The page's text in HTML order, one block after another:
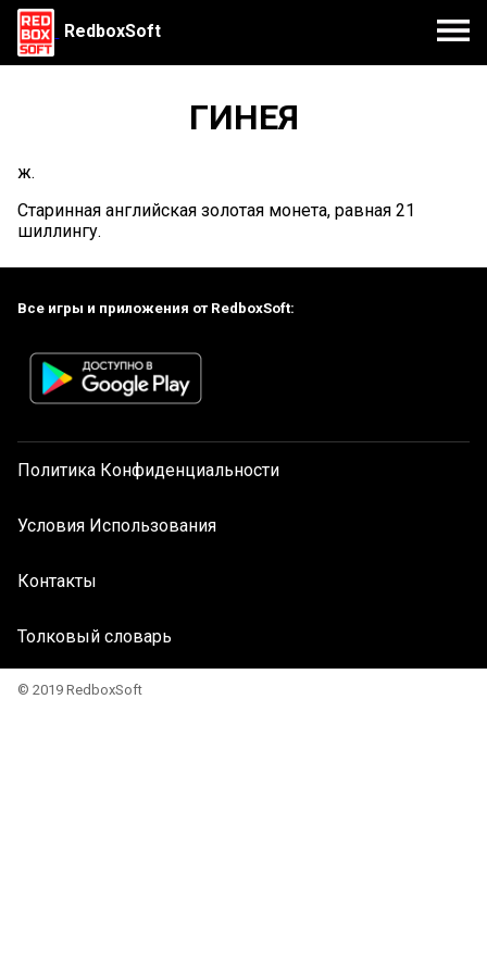
RedboxSoft
ГИНЕЯ
ж.
Старинная английская золотая монета, равная 21
шиллингу.
Все игры и приложения от RedboxSoft:
Политика Конфиденциальности
Условия Использования
Контакты
Толковый словарь
© 2019 RedboxSoft